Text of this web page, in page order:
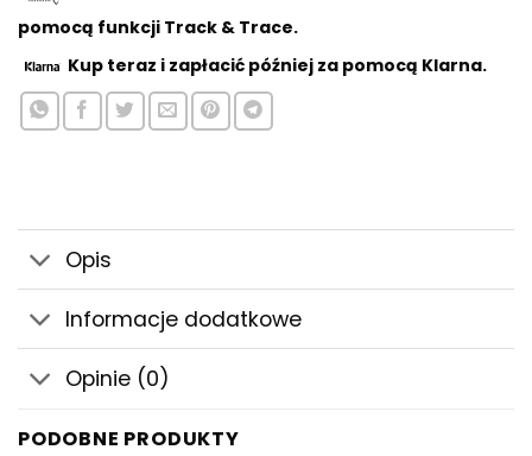
pomocą funkcji Track & Trace.
Kup teraz i zapłacić później za pomocą Klarna.
Opis
Informacje dodatkowe
Opinie (0)
PODOBNE PRODUKTY